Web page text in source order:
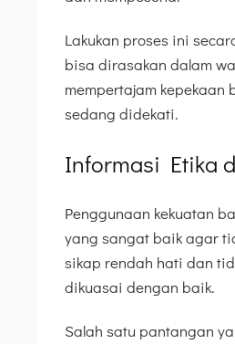
Lakukan proses ini
bisa dirasakan dalam
mempertajam
sedang didekati.
Informasi Etika
Penggunaan kekuatan
yang sangat baik agar
sikap rendah hati dan
dikuasai dengan baik.
Salah satu pantangan